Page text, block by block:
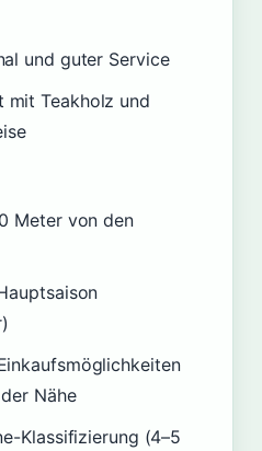
und guter Service
mit Teakholz und
Meter von den
Nähe
Klassifizierung (4–5